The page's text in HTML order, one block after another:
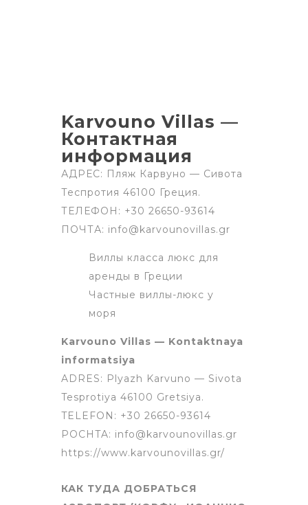
Karvouno Villas —
Контактная
информация
АДРЕС: Пляж Карвуно — Сивота
Теспротия 46100 Греция.
ТЕЛЕФОН: +30 26650-93614
ПОЧТА: info@karvounovillas.gr
Виллы класса люкс для
аренды в Греции
Частные виллы-люкс у
моря
Karvouno Villas — Kontaktnaya
informatsiya
ADRES: Plyazh Karvuno — Sivota
Tesprotiya 46100 Gretsiya.
TELEFON: +30 26650-93614
POCHTA: info@karvounovillas.gr
https://www.karvounovillas.gr/
КАК ТУДА ДОБРАТЬСЯ